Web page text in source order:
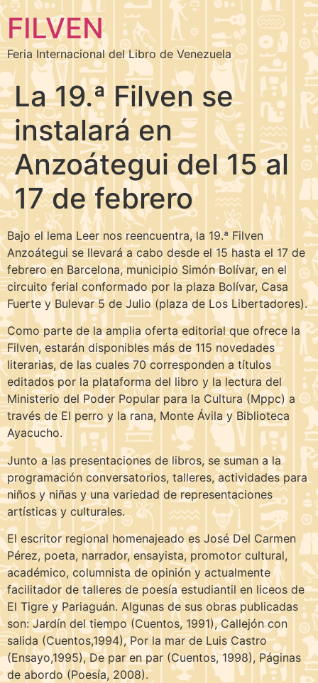
FILVEN
Feria Internacional del Libro de Venezuela
La 19.ª Filven se
instalará en
Anzoátegui del 15 al
17 de febrero
Bajo el lema Leer nos reencuentra, la 19.ª Filven
Anzoátegui se llevará a cabo desde el 15 hasta el 17 de
febrero en Barcelona, municipio Simón Bolívar, en el
circuito ferial conformado por la plaza Bolívar, Casa
Fuerte y Bulevar 5 de Julio (plaza de Los Libertadores).
Como parte de la amplia oferta editorial que ofrece la
Filven, estarán disponibles más de 115 novedades
literarias, de las cuales 70 corresponden a títulos
editados por la plataforma del libro y la lectura del
Ministerio del Poder Popular para la Cultura (Mppc) a
través de El perro y la rana, Monte Ávila y Biblioteca
Ayacucho.
Junto a las presentaciones de libros, se suman a la
programación conversatorios, talleres, actividades para
niños y niñas y una variedad de representaciones
artísticas y culturales.
El escritor regional homenajeado es José Del Carmen
Pérez, poeta, narrador, ensayista, promotor cultural,
académico, columnista de opinión y actualmente
facilitador de talleres de poesía estudiantil en liceos de
El Tigre y Pariaguán. Algunas de sus obras publicadas
son: Jardín del tiempo (Cuentos, 1991), Callejón con
salida (Cuentos,1994), Por la mar de Luis Castro
(Ensayo,1995), De par en par (Cuentos, 1998), Páginas
de abordo (Poesía, 2008).